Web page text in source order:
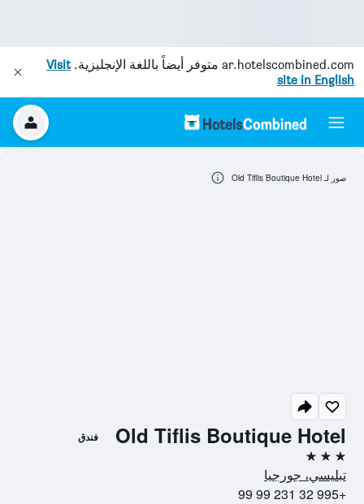
ar.hotelscombined.com متوفر أيضاً باللغة الإنجليزية.Visit
site in English
Old Tiflis Boutique Hotel فندق
3 نجوم
تبليسي، جورجيا
+995 32 231 99 99
صور لـ Old Tiflis Boutique Hotel